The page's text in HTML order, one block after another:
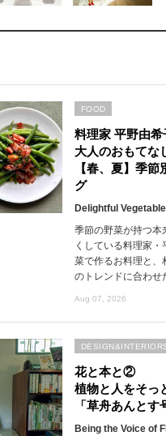
料理家 平野由希
大人のおもてな
【春、夏】季
グ
Delightful
季節の野菜が持つ本
くしている料理家
菜で作るお料理と、
のトレンドに合わせ
Aug 07, 2026
FOOD
花と本と②
植物と人をそっ
「草舟あんとす
Being the Voice of